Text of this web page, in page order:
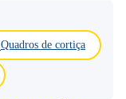
Quadros de cortiça